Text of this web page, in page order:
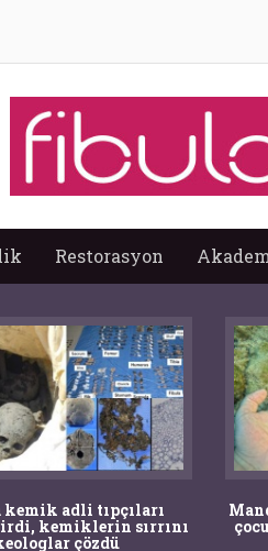
Restorasyon
kemik adli tıpçıları
kemiklerin sırrını
çözdü